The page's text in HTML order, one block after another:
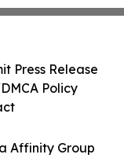
Affinity Group
Press Release
Policy